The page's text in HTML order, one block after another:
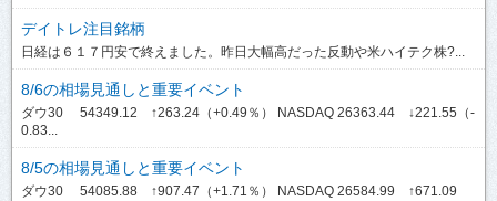
デイトレ注目銘柄
日経は６１７円安で終えました。昨日大幅高だった反動や米ハイテク株?...
8/6の相場見通しと重要イベント
ダウ30 54349.12 ↑263.24（+0.49％） NASDAQ 26363.44 ↓221.55（-
0.83...
8/5の相場見通しと重要イベント
ダウ30 54085.88 ↑907.47（+1.71％） NASDAQ 26584.99 ↑671.09